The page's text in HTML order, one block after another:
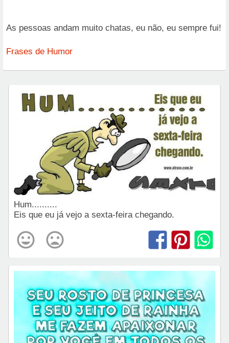
As pessoas andam muito chatas, eu não, eu sempre fui!
Frases de Humor
Hum..........
Eis que eu já vejo a sexta-feira chegando.